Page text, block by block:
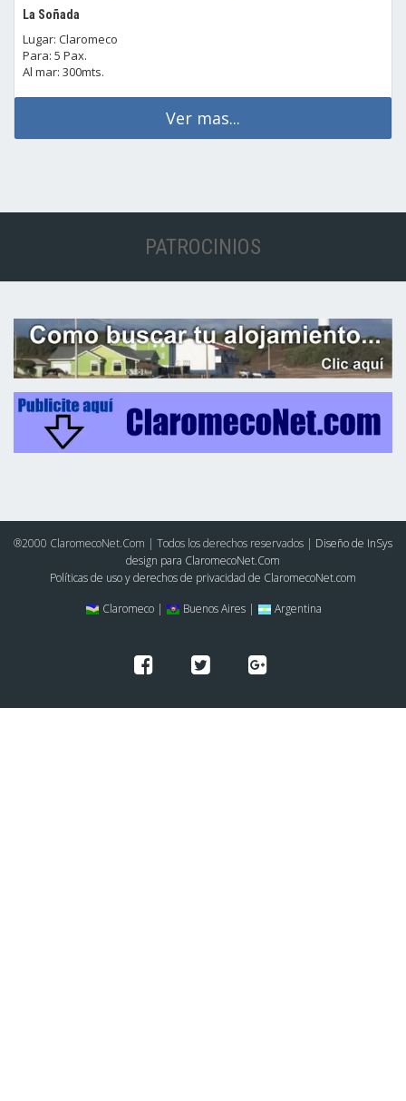
La Soñada
Lugar: Claromeco
Para: 5 Pax.
Al mar: 300mts.
Ver mas...
PATROCINIOS
®2000 ClaromecoNet.Com | Todos los derechos reservados | Diseño de InSys
design para ClaromecoNet.Com
Políticas de uso y derechos de privacidad de ClaromecoNet.com
Claromeco |
Buenos Aires | Argentina